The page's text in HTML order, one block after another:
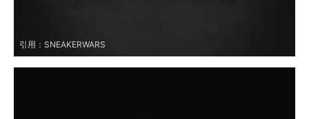
引用： SNEAKERWARS